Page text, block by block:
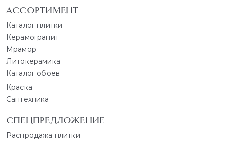
АССОРТИМЕНТ
Каталог плитки
Керамогранит
Мрамор
Литокерамика
Каталог обоев
Краска
Сантехника
СПЕЦПРЕДЛОЖЕНИЕ
Распродажа плитки